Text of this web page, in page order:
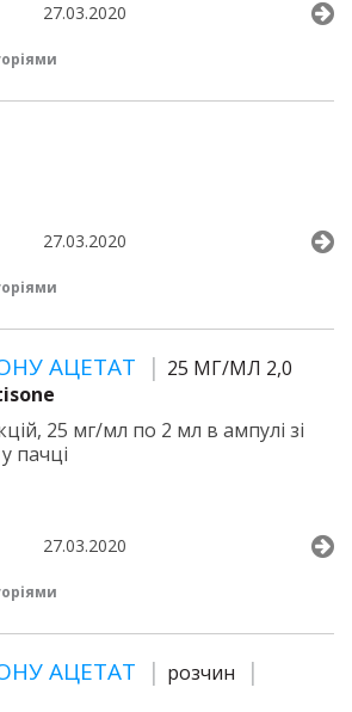
27.03.2020
27.03.2020
АЦЕТАТ
25 МГ/МЛ 2,0
25 мг/мл по 2 мл в ампулі зі
пачці
27.03.2020
АЦЕТАТ
розчин